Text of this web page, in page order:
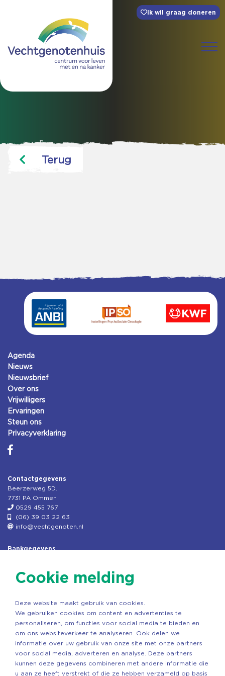
Ik wil graag doneren
Terug
Agenda
Nieuws
Nieuwsbrief
Over ons
Vrijwilligers
Ervaringen
Steun ons
Privacyverklaring
Contactgegevens
Beerzerweg 5D.
7731 PA Ommen
0529 455 767
(06) 39 03 22 63
info@vechtgenoten.nl
Bankgegevens
Rek.nr: NL85RABO0127579230
Copyright ©2026 Vechtgenoten
Cookie melding
Deze website maakt gebruik van cookies.
We gebruiken cookies om content en advertenties te
personaliseren, om functies voor social media te bieden en
om ons websiteverkeer te analyseren. Ook delen we
informatie over uw gebruik van onze site met onze partners
voor social media, adverteren en analyse. Deze partners
kunnen deze gegevens combineren met andere informatie die
u aan ze heeft verstrekt of die ze hebben verzameld op basis